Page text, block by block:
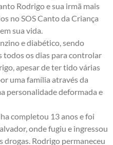
Rodrigo e sua irmã mais
no SOS Canto da Criança
sua vida.
e diabético, sendo
todos os dias para controlar
apesar de ter tido várias
uma família através da
personalidade deformada e
completou 13 anos e foi
onde fugiu e ingressou
drogas. Rodrigo permaneceu